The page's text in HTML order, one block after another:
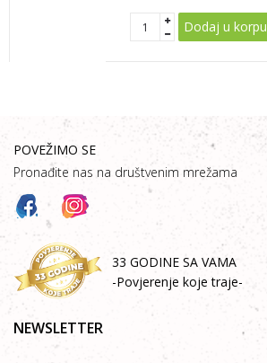
Dodaj u korpu
POVEŽIMO SE
Pronađite nas na društvenim mrežama
33 GODINE SA VAMA
-Povjerenje koje traje-
NEWSLETTER